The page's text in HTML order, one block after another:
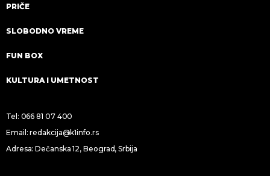
PRIČE
SLOBODNO VREME
FUN BOX
KULTURA I UMETNOST
Tel: 066 81 07 400
Email:redakcija@k1info.rs
Adresa: Dečanska 12, Beograd, Srbija